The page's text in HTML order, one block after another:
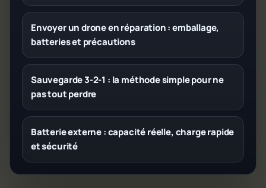
Envoyer un drone en réparation : emballage,
batteries et précautions
Sauvegarde 3-2-1 : la méthode simple pour ne
pas tout perdre
Batterie externe : capacité réelle, charge rapide
et sécurité